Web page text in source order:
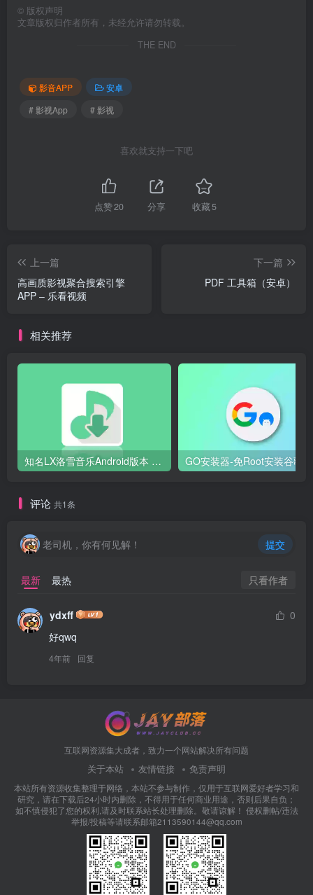
© 版权声明
文章版权归作者所有，未经允许请勿转载。
THE END
影音APP
安卓
# 影视App
# 影视
喜欢就支持一下吧
点赞20 分享 收藏5
上一篇
高画质影视聚合搜索引擎
APP – 乐看视频
下一篇
PDF 工具箱（安卓）
相关推荐
知名LX洛雪音乐Android版本 v0.15.5
评论 共1条
老司机，你有何见解！ 提交
最新 最热 只看作者
ydxff
0
好qwq
4年前 回复
互联网资源集大成者，致力一个网站解决所有问题
关于本站 友情链接 免责声明
本站所有资源收集整理于网络，本站不参与制作，仅用于互联网爱好者学习和
研究，请在下载后24小时内删除，不得用于任何商业用途，否则后果自负；
如不慎侵犯了您的权利,请及时联系站长处理删除。敬请谅解！ 侵权删帖/违法
举报/投稿等请联系邮箱2113590144@qq.com